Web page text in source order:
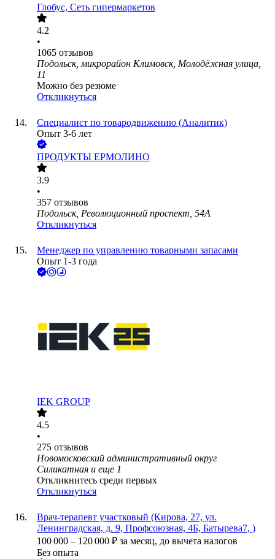
Глобус, Сеть гипермаркетов
4.2
•
1065 отзывов
Подольск, микрорайон Климовск, Молодёжная улица,
11
Можно без резюме
Откликнуться
Специалист по товародвижению (Аналитик)
Опыт 3-6 лет
ПРОДУКТЫ ЕРМОЛИНО
3.9
•
357 отзывов
Подольск, Революционный проспект, 54А
Откликнуться
Менеджер по управлению товарными запасами
Опыт 1-3 года
IEK GROUP
4.5
•
275 отзывов
Новомосковский административный округ
Силикатная и еще 1
Откликнитесь среди первых
Откликнуться
Врач-терапевт участковый (Кирова, 27, ул.
Ленинградская, д. 9, Профсоюзная, 4Б, Батырева7, )
100 000 – 120 000 ₽ за месяц, до вычета налогов
Без опыта